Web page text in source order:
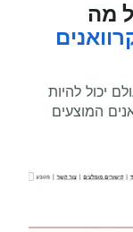
מה
יכול להיות
המוצעים